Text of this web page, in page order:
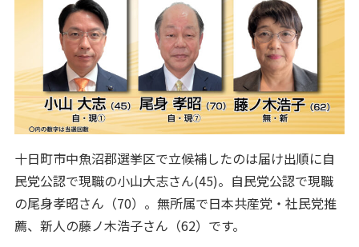
十日町市中魚沼郡選挙区で立候補したのは届け出順に自
民党公認で現職の小山大志さん(45)。自民党公認で現職
の尾身孝昭さん（70）。無所属で日本共産党・社民党推
薦、新人の藤ノ木浩子さん（62）です。